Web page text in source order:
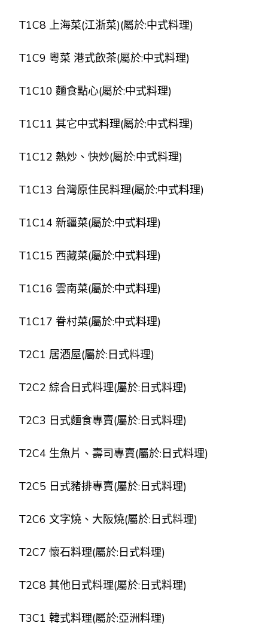
T1C8 上海菜(江浙菜)(屬於:中式料理)
T1C9 粵菜 港式飲茶(屬於:中式料理)
T1C10 麵食點心(屬於:中式料理)
T1C11 其它中式料理(屬於:中式料理)
T1C12 熱炒、快炒(屬於:中式料理)
T1C13 台灣原住民料理(屬於:中式料理)
T1C14 新疆菜(屬於:中式料理)
T1C15 西藏菜(屬於:中式料理)
T1C16 雲南菜(屬於:中式料理)
T1C17 眷村菜(屬於:中式料理)
T2C1 居酒屋(屬於:日式料理)
T2C2 綜合日式料理(屬於:日式料理)
T2C3 日式麵食專賣(屬於:日式料理)
T2C4 生魚片、壽司專賣(屬於:日式料理)
T2C5 日式豬排專賣(屬於:日式料理)
T2C6 文字燒、大阪燒(屬於:日式料理)
T2C7 懷石料理(屬於:日式料理)
T2C8 其他日式料理(屬於:日式料理)
T3C1 韓式料理(屬於:亞洲料理)